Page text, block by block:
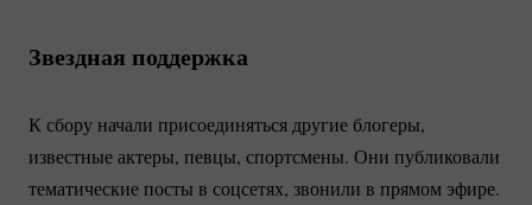
Звездная поддержка
К сбору начали присоединяться другие блогеры,
известные актеры, певцы, спортсмены. Они публиковали
тематические посты в соцсетях, звонили в прямом эфире.